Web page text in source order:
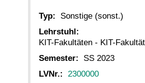
Typ:
Sonstige (sonst.)
Lehrstuhl:
KIT-Fakultäten - KIT-
Semester:
SS 2023
LVNr.:
2300000